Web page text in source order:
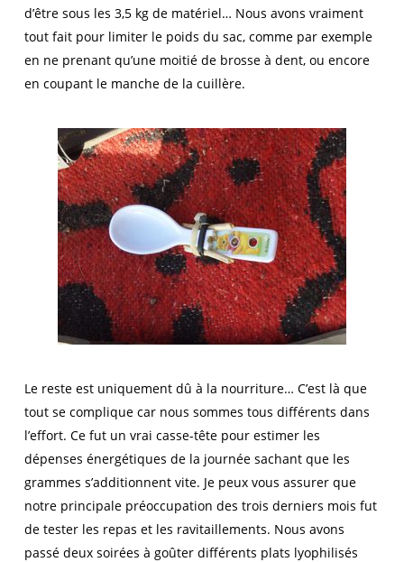
d’être sous les 3,5 kg de matériel… Nous avons vraiment
tout fait pour limiter le poids du sac, comme par exemple
en ne prenant qu’une moitié de brosse à dent, ou encore
en coupant le manche de la cuillère.
Le reste est uniquement dû à la nourriture… C’est là que
tout se complique car nous sommes tous différents dans
l’effort. Ce fut un vrai casse-tête pour estimer les
dépenses énergétiques de la journée sachant que les
grammes s’additionnent vite. Je peux vous assurer que
notre principale préoccupation des trois derniers mois fut
de tester les repas et les ravitaillements. Nous avons
passé deux soirées à goûter différents plats lyophilisés